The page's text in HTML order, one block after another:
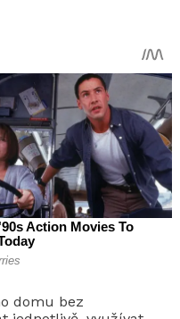
domu bez